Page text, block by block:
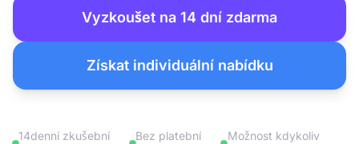
Vyzkoušet na 14 dní zdarma
Získat individuální nabídku
14denní zkušební
Bez platební
Možnost kdykoliv